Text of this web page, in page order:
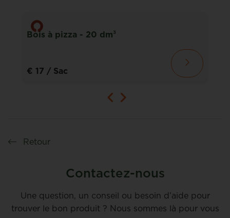
Bois à pizza - 20 dm³
€ 17 / Sac
Retour
Contactez-nous
Une question, un conseil ou besoin d’aide pour
trouver le bon produit ? Nous sommes là pour vous